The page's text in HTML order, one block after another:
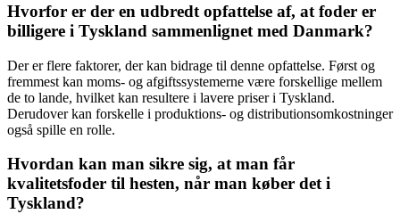
Hvorfor er der en udbredt opfattelse af, at foder er
billigere i Tyskland sammenlignet med Danmark?
Der er flere faktorer, der kan bidrage til denne opfattelse. Først og
fremmest kan moms- og afgiftssystemerne være forskellige mellem
de to lande, hvilket kan resultere i lavere priser i Tyskland.
Derudover kan forskelle i produktions- og distributionsomkostninger
også spille en rolle.
Hvordan kan man sikre sig, at man får
kvalitetsfoder til hesten, når man køber det i
Tyskland?